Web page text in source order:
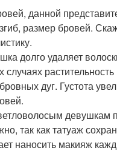
данной
размер бровей.
долго удаляет
дуг. Густота
девушкам
так как татуаж
наносить макияж